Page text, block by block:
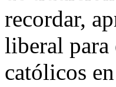
recordar,
liberal para
católicos